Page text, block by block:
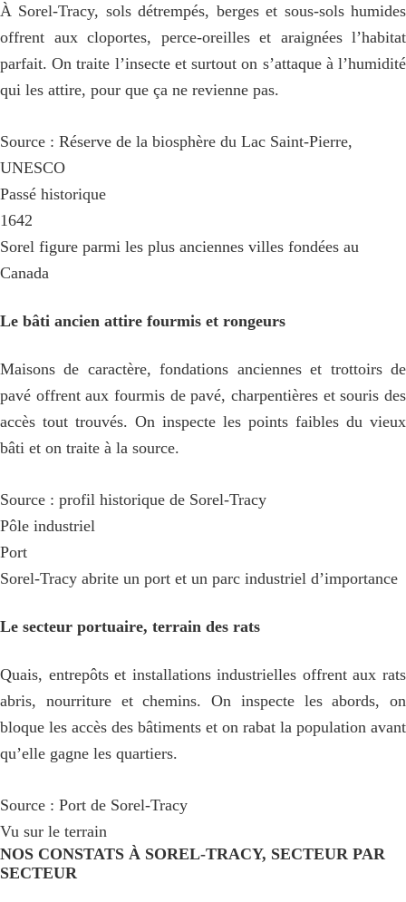
À Sorel-Tracy, sols détrempés, berges et sous-sols humides
offrent aux cloportes, perce-oreilles et araignées l’habitat
parfait. On traite l’insecte et surtout on s’attaque à l’humidité
qui les attire, pour que ça ne revienne pas.
Source : Réserve de la biosphère du Lac Saint-Pierre,
UNESCO
Passé historique
1642
Sorel figure parmi les plus anciennes villes fondées au
Canada
Le bâti ancien attire fourmis et rongeurs
Maisons de caractère, fondations anciennes et trottoirs de
pavé offrent aux fourmis de pavé, charpentières et souris des
accès tout trouvés. On inspecte les points faibles du vieux
bâti et on traite à la source.
Source : profil historique de Sorel-Tracy
Pôle industriel
Port
Sorel-Tracy abrite un port et un parc industriel d’importance
Le secteur portuaire, terrain des rats
Quais, entrepôts et installations industrielles offrent aux rats
abris, nourriture et chemins. On inspecte les abords, on
bloque les accès des bâtiments et on rabat la population avant
qu’elle gagne les quartiers.
Source : Port de Sorel-Tracy
Vu sur le terrain
NOS CONSTATS À SOREL-TRACY, SECTEUR PAR
SECTEUR